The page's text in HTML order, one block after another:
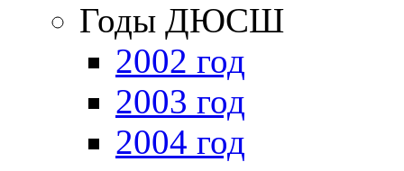
Годы ДЮСШ
2002 год
2003 год
2004 год